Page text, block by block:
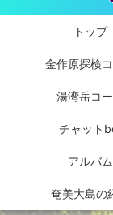
トップ
金作原探検
湯湾岳コ
チャット
アルバム
奄美大島の